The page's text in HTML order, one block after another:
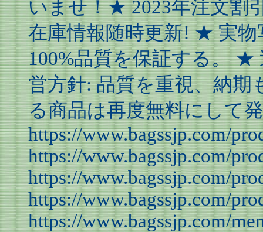
いませ！★ 2023年注文割
在庫情報随時更新! ★ 実
100%品質を保証する。
営方針: 品質を重視、納期
る商品は再度無料にして
https://www.bagssjp.com/
https://www.bagssjp.com/
https://www.bagssjp.com/
https://www.bagssjp.com/
https://www.bagssjp.com/